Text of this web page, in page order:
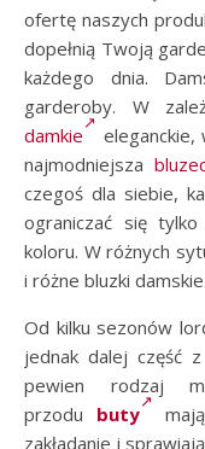
ofertę naszych
dopełnią Twoją
każdego dnia.
garderoby. W
damkie
eleganckie,
najmodniejsza
czegoś dla siebie,
ograniczać się
koloru. W różnych
i różne bluzki damskie.
Od kilku sezonów
jednak dalej część
pewien rodzaj
przodu buty
zakładanie i